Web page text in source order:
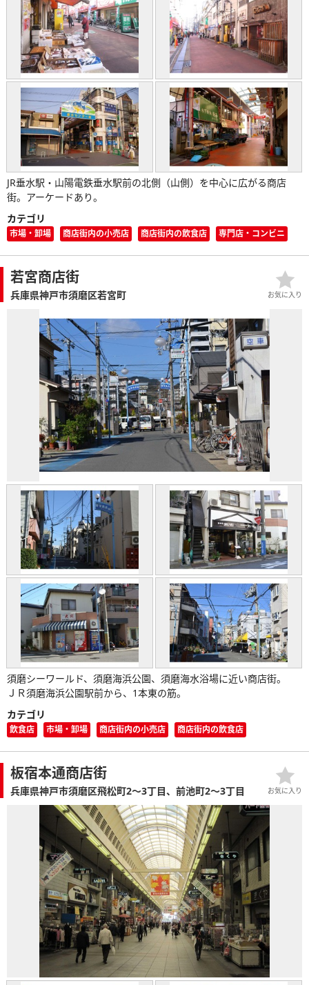
JR垂水駅・山陽電鉄垂水駅前の北側（山側）を中心に広がる商店
街。アーケードあり。
カテゴリ
市場・卸場 商店街内の小売店 商店街内の飲食店 専門店・コンビニ
若宮商店街
兵庫県神戸市須磨区若宮町
須磨シーワールド、須磨海浜公園、須磨海水浴場に近い商店街。
ＪＲ須磨海浜公園駅前から、1本東の筋。
カテゴリ
飲食店 市場・卸場 商店街内の小売店 商店街内の飲食店
お気に入り
板宿本通商店街
兵庫県神戸市須磨区飛松町2～3丁目、前池町2～3丁目 お気に入り